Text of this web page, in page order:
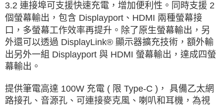
3.2 連接埠可支援快速充電，增加便利性。同時支援 2
個螢幕輸出，包含 Displayport、HDMI 兩種螢幕接
口，多螢幕工作效率再提升。除了原生螢幕輸出，另
外還可以透過 DisplayLink® 顯示器擴充技術，額外輸
出另外一組 Displayport 與 HDMI 螢幕輸出，達成四螢
幕輸出。
提供筆電高達 100W 充電 ( 限 Type-C )， 具備乙太網
路接孔、音源孔、可連接麥克風、喇叭和耳機，為視